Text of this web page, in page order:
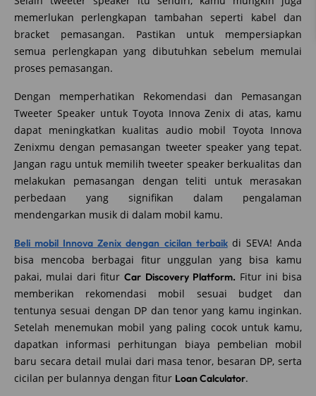
memerlukan perlengkapan tambahan seperti kabel dan
bracket pemasangan. Pastikan untuk mempersiapkan
semua perlengkapan yang dibutuhkan sebelum memulai
proses pemasangan.
Dengan memperhatikan Rekomendasi dan Pemasangan
Tweeter Speaker untuk Toyota Innova Zenix di atas, kamu
dapat meningkatkan kualitas audio mobil Toyota Innova
Zenixmu dengan pemasangan tweeter speaker yang tepat.
Jangan ragu untuk memilih tweeter speaker berkualitas dan
melakukan pemasangan dengan teliti untuk merasakan
perbedaan yang signifikan dalam pengalaman
mendengarkan musik di dalam mobil kamu.
Beli mobil Innova Zenix dengan cicilan terbaik di SEVA! Anda
bisa mencoba berbagai fitur unggulan yang bisa kamu
pakai, mulai dari fiturCar Discovery Platform. Fitur ini bisa
memberikan rekomendasi mobil sesuai budget dan
tentunya sesuai dengan DP dan tenor yang kamu inginkan.
Setelah menemukan mobil yang paling cocok untuk kamu,
dapatkan informasi perhitungan biaya pembelian mobil
baru secara detail mulai dari masa tenor, besaran DP, serta
cicilan per bulannya dengan fitur Loan Calculator.